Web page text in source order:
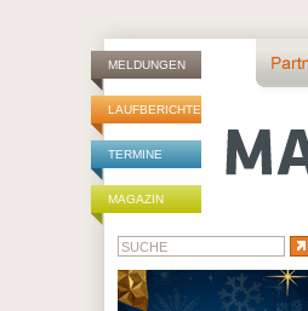
MELDUNGEN
LAUFBERICHTE
TERMINE
MAGAZIN